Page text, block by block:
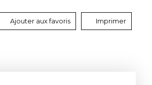
Ajouter aux favoris Imprimer